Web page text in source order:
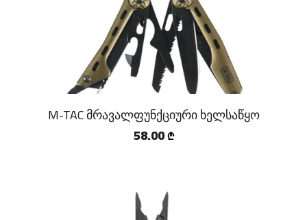
M-TAC მრავალფუნქციური ხელსაწყო
58.00 ₾